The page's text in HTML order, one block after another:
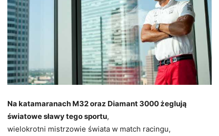
Na katamaranach M32 oraz Diamant 3000 żeglują
światowe sławy tego sportu,
wielokrotni mistrzowie świata w match racingu,